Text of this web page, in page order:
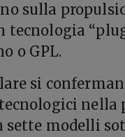
sulla
tecnologia
o GPL.
si
nella
sette modelli